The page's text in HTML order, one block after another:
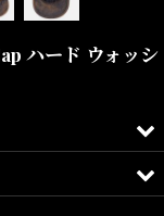
ハード ウォッシ